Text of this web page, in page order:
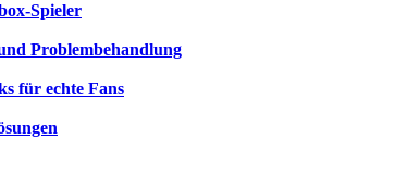
Spieler
Problembehandlung
für echte Fans